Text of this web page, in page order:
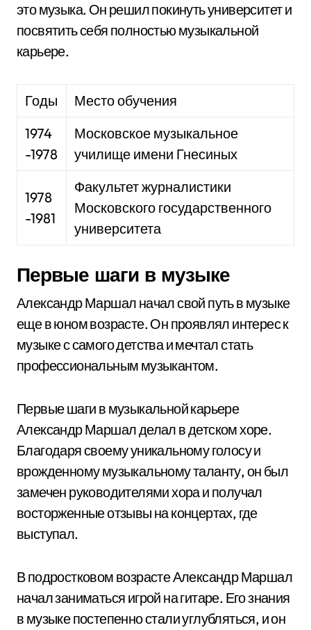
это музыка. Он решил покинуть университет и
посвятить себя полностью музыкальной
карьере.
Годы
Место обучения
1974
-1978
Московское музыкальное
училище имени Гнесиных
1978
-1981
Факультет журналистики
Московского государственного
университета
Первые шаги в музыке
Александр Маршал начал свой путь в музыке
еще в юном возрасте. Он проявлял интерес к
музыке с самого детства и мечтал стать
профессиональным музыкантом.
Первые шаги в музыкальной карьере
Александр Маршал делал в детском хоре.
Благодаря своему уникальному голосу и
врожденному музыкальному таланту, он был
замечен руководителями хора и получал
восторженные отзывы на концертах, где
выступал.
В подростковом возрасте Александр Маршал
начал заниматься игрой на гитаре. Его знания
в музыке постепенно стали углубляться, и он